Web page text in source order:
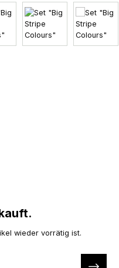
verfügbar.)
wieder vorrätig ist.